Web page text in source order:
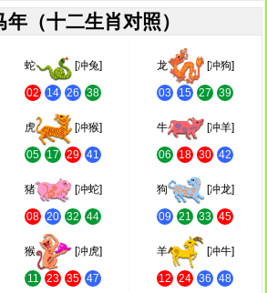
（十二生肖对照）
蛇 [冲兔]
02 14 26 38
龙 [冲狗]
03 15 27 39
虎 [冲猴]
05 17 29 41
牛 [冲羊]
06 18 30 42
猪 [冲蛇]
08 20 32 44
狗 [冲龙]
09 21 33 45
猴 [冲虎]
11 23 35 47
羊 [冲牛]
12 24 36 48